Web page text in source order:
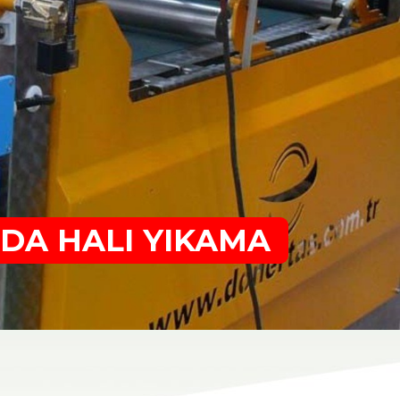
HALI YIKAMA